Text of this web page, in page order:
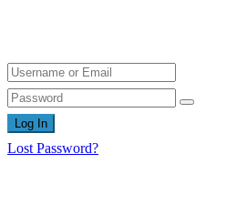
Log In
Lost Password?